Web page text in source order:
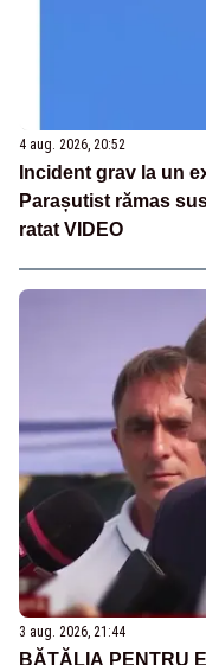
4 aug. 2026, 20:52
Incident grav la un
Parașutist rămas
ratat VIDEO
3 aug. 2026, 21:44
BĂTĂLIA PENTRU